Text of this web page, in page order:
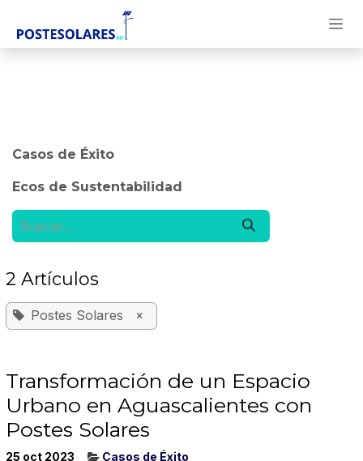
Casos de Éxito
​Ecos de Sustentabilidad
2 Artículos
Postes Solares ×
Transformación de un Espacio
Urbano en Aguascalientes con
Postes Solares
25 oct 2023 Casos de Éxito